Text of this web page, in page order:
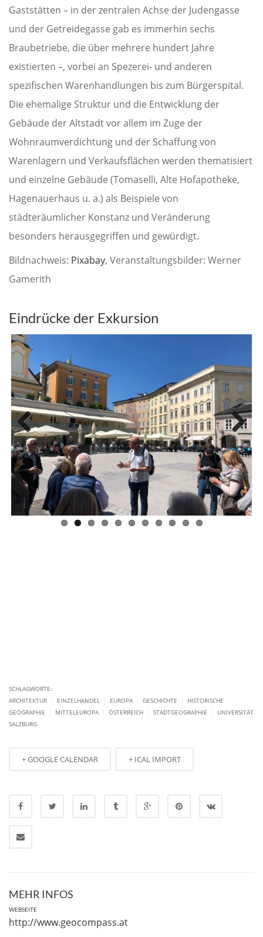
Gaststätten – in der zentralen Achse der Judengasse
und der Getreidegasse gab es immerhin sechs
Braubetriebe, die über mehrere hundert Jahre
existierten –, vorbei an Spezerei- und anderen
spezifischen Warenhandlungen bis zum Bürgerspital.
Die ehemalige Struktur und die Entwicklung der
Gebäude der Altstadt vor allem im Zuge der
Wohnraumverdichtung und der Schaffung von
Warenlagern und Verkaufsflächen werden thematisiert
und einzelne Gebäude (Tomaselli, Alte Hofapotheke,
Hagenauerhaus u. a.) als Beispiele von
städteräumlicher Konstanz und Veränderung
besonders herausgegriffen und gewürdigt.
Bildnachweis: Pixabay, Veranstaltungsbilder: Werner
Gamerith
Eindrücke der Exkursion
Previous Next
SCHLAGWORTE:
ARCHITEKTUR
EINZELHANDEL EUROPA GESCHICHTE
HISTORISCHE
GEOGRAPHIE
MITTELEUROPA ÖSTERREICH STADTGEOGRAPHIE
UNIVERSITÄT
SALZBURG
+ GOOGLE CALENDAR + ICAL IMPORT
MEHR INFOS
WEBSEITE
http://www.geocompass.at